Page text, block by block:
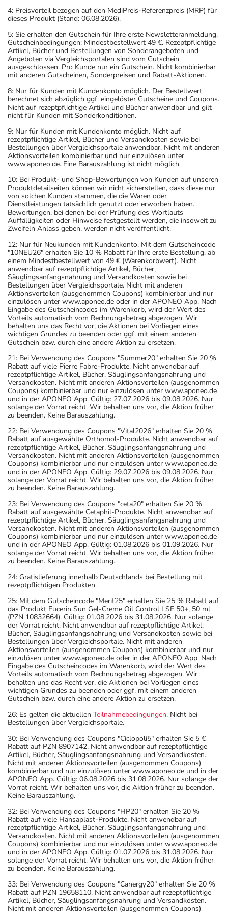
4: Preisvorteil bezogen auf den MediPreis-Referenzpreis (MRP) für
dieses Produkt (Stand: 06.08.2026).
5: Sie erhalten den Gutschein für Ihre erste Newsletteranmeldung.
Gutscheinbedingungen: Mindestbestellwert 49 €. Rezeptpflichtige
Artikel, Bücher und Bestellungen von Sonderangeboten und
Angeboten via Vergleichsportalen sind vom Gutschein
ausgeschlossen. Pro Kunde nur ein Gutschein. Nicht kombinierbar
mit anderen Gutscheinen, Sonderpreisen und Rabatt-Aktionen.
8: Nur für Kunden mit Kundenkonto möglich. Der Bestellwert
berechnet sich abzüglich ggf. eingelöster Gutscheine und Coupons.
Nicht auf rezeptpflichtige Artikel und Bücher anwendbar und gilt
nicht für Kunden mit Sonderkonditionen.
9: Nur für Kunden mit Kundenkonto möglich. Nicht auf
rezeptpflichtige Artikel, Bücher und Versandkosten sowie bei
Bestellungen über Vergleichsportale anwendbar. Nicht mit anderen
Aktionsvorteilen kombinierbar und nur einzulösen unter
www.aponeo.de. Eine Barauszahlung ist nicht möglich.
10: Bei Produkt- und Shop-Bewertungen von Kunden auf unseren
Produktdetailseiten können wir nicht sicherstellen, dass diese nur
von solchen Kunden stammen, die die Waren oder
Dienstleistungen tatsächlich genutzt oder erworben haben.
Bewertungen, bei denen bei der Prüfung des Wortlauts
Auffälligkeiten oder Hinweise festgestellt werden, die insoweit zu
Zweifeln Anlass geben, werden nicht veröffentlicht.
12: Nur für Neukunden mit Kundenkonto. Mit dem Gutscheincode
"10NEU26" erhalten Sie 10 % Rabatt für Ihre erste Bestellung, ab
einem Mindestbestellwert von 49 € (Warenkorbwert). Nicht
anwendbar auf rezeptpflichtige Artikel, Bücher,
Säuglingsanfangsnahrung und Versandkosten sowie bei
Bestellungen über Vergleichsportale. Nicht mit anderen
Aktionsvorteilen (ausgenommen Coupons) kombinierbar und nur
einzulösen unter www.aponeo.de oder in der APONEO App. Nach
Eingabe des Gutscheincodes im Warenkorb, wird der Wert des
Vorteils automatisch vom Rechnungsbetrag abgezogen. Wir
behalten uns das Recht vor, die Aktionen bei Vorliegen eines
wichtigen Grundes zu beenden oder ggf. mit einem anderen
Gutschein bzw. durch eine andere Aktion zu ersetzen.
21: Bei Verwendung des Coupons "Summer20" erhalten Sie 20 %
Rabatt auf viele Pierre Fabre-Produkte. Nicht anwendbar auf
rezeptpflichtige Artikel, Bücher, Säuglingsanfangsnahrung und
Versandkosten. Nicht mit anderen Aktionsvorteilen (ausgenommen
Coupons) kombinierbar und nur einzulösen unter www.aponeo.de
und in der APONEO App. Gültig: 27.07.2026 bis 09.08.2026. Nur
solange der Vorrat reicht. Wir behalten uns vor, die Aktion früher
zu beenden. Keine Barauszahlung.
22: Bei Verwendung des Coupons "Vital2026" erhalten Sie 20 %
Rabatt auf ausgewählte Orthomol-Produkte. Nicht anwendbar auf
rezeptpflichtige Artikel, Bücher, Säuglingsanfangsnahrung und
Versandkosten. Nicht mit anderen Aktionsvorteilen (ausgenommen
Coupons) kombinierbar und nur einzulösen unter www.aponeo.de
und in der APONEO App. Gültig: 29.07.2026 bis 09.08.2026. Nur
solange der Vorrat reicht. Wir behalten uns vor, die Aktion früher
zu beenden. Keine Barauszahlung.
23: Bei Verwendung des Coupons "ceta20" erhalten Sie 20 %
Rabatt auf ausgewählte Cetaphil-Produkte. Nicht anwendbar auf
rezeptpflichtige Artikel, Bücher, Säuglingsanfangsnahrung und
Versandkosten. Nicht mit anderen Aktionsvorteilen (ausgenommen
Coupons) kombinierbar und nur einzulösen unter www.aponeo.de
und in der APONEO App. Gültig: 01.08.2026 bis 01.09.2026. Nur
solange der Vorrat reicht. Wir behalten uns vor, die Aktion früher
zu beenden. Keine Barauszahlung.
24: Gratislieferung innerhalb Deutschlands bei Bestellung mit
rezeptpflichtigen Produkten.
25: Mit dem Gutscheincode "Merit25" erhalten Sie 25 % Rabatt auf
das Produkt Eucerin Sun Gel-Creme Oil Control LSF 50+, 50 ml
(PZN 10832664). Gültig: 01.08.2026 bis 31.08.2026. Nur solange
der Vorrat reicht. Nicht anwendbar auf rezeptpflichtige Artikel,
Bücher, Säuglingsanfangsnahrung und Versandkosten sowie bei
Bestellungen über Vergleichsportale. Nicht mit anderen
Aktionsvorteilen (ausgenommen Coupons) kombinierbar und nur
einzulösen unter www.aponeo.de oder in der APONEO App. Nach
Eingabe des Gutscheincodes im Warenkorb, wird der Wert des
Vorteils automatisch vom Rechnungsbetrag abgezogen. Wir
behalten uns das Recht vor, die Aktionen bei Vorliegen eines
wichtigen Grundes zu beenden oder ggf. mit einem anderen
Gutschein bzw. durch eine andere Aktion zu ersetzen.
26: Es gelten die aktuellen Teilnahmebedingungen. Nicht bei
Bestellungen über Vergleichsportale.
30: Bei Verwendung des Coupons "Ciclopoli5" erhalten Sie 5 €
Rabatt auf PZN 8907142. Nicht anwendbar auf rezeptpflichtige
Artikel, Bücher, Säuglingsanfangsnahrung und Versandkosten.
Nicht mit anderen Aktionsvorteilen (ausgenommen Coupons)
kombinierbar und nur einzulösen unter www.aponeo.de und in der
APONEO App. Gültig: 06.08.2026 bis 31.08.2026. Nur solange der
Vorrat reicht. Wir behalten uns vor, die Aktion früher zu beenden.
Keine Barauszahlung.
32: Bei Verwendung des Coupons "HP20" erhalten Sie 20 %
Rabatt auf viele Hansaplast-Produkte. Nicht anwendbar auf
rezeptpflichtige Artikel, Bücher, Säuglingsanfangsnahrung und
Versandkosten. Nicht mit anderen Aktionsvorteilen (ausgenommen
Coupons) kombinierbar und nur einzulösen unter www.aponeo.de
und in der APONEO App. Gültig: 01.07.2026 bis 31.08.2026. Nur
solange der Vorrat reicht. Wir behalten uns vor, die Aktion früher
zu beenden. Keine Barauszahlung.
33: Bei Verwendung des Coupons "Canergy20" erhalten Sie 20 %
Rabatt auf PZN 19658110. Nicht anwendbar auf rezeptpflichtige
Artikel, Bücher, Säuglingsanfangsnahrung und Versandkosten.
Nicht mit anderen Aktionsvorteilen (ausgenommen Coupons)